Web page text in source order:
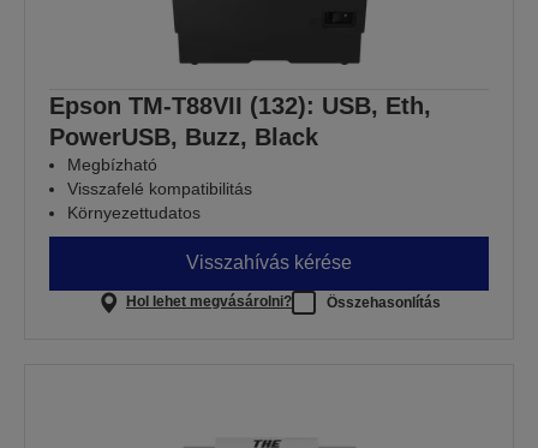
Epson TM-T88VII (132): USB, Eth,
PowerUSB, Buzz, Black
Megbízható
Visszafelé kompatibilitás
Környezettudatos
Visszahívás kérése
Hol lehet megvásárolni? Összehasonlítás